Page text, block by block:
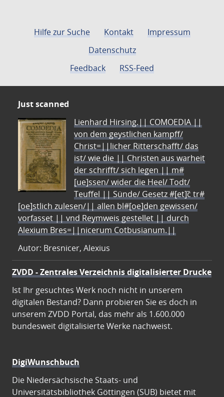
Hilfe zur Suche Kontakt
Impressum
Datenschutz
Feedback
RSS-Feed
Just scanned
Lienhard Hirsing.|| COMOEDIA ||
von dem geystlichen kampff/
Christ=||licher Ritterschafft/ das
ist/ wie die || Christen aus warheit
der schrifft/ sich legen || m#
[ue]ssen/ wider die Heel/ Todt/
Teuffel || Sünde/ Gesetz #[et]c̃ tr#
[oe]stlich zulesen/|| allen bl#[oe]den gewissen/
vorfasset || vnd Reymweis gestellet || durch
Alexium Bres=||nicerum Cotbusianum.||
Autor: Bresnicer, Alexius
ZVDD - Zentrales Verzeichnis digitalisierter Drucke
Ist Ihr gesuchtes Werk noch nicht in unserem
digitalen Bestand? Dann probieren Sie es doch in
unserem ZVDD Portal, das mehr als 1.600.000
bundesweit digitalisierte Werke nachweist.
DigiWunschbuch
Die Niedersächsische Staats- und
Universitätsbibliothek Göttingen (SUB) bietet mit